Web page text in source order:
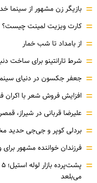
= بازیگر زن مشهور از سینما
= کارت ویزیت لمینت چیست؟
= از بامداد تا شب خمار
= شرط تارانتینو برای ساخت
= جعفر جکسون در دنیای
= افزایش فروش شعر با اکران
= علیرضا قربانی در شیراز،
= بردلی کوپر و جی‌جی حدید
= فرزندان خواننده مشهور برای
=
می‌بلعد